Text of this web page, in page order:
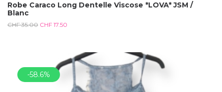
Robe Caraco Long Dentelle Viscose *LOVA* JSM /
Blanc
CHF35.00 CHF 17.50
-58.6%